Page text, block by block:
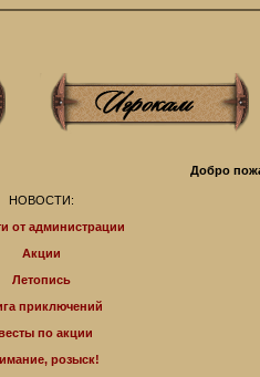
Добро
НОВОСТИ:
от администрации
Акции
Летопись
приключений
по акции
розыск!